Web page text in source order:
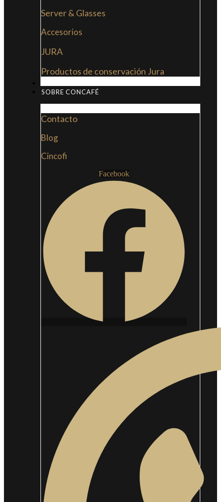
Server & Glasses
Accesorios
JURA
Productos de conservación Jura
SOBRE CONCAFÉ
Contacto
Blog
Cincofi
Facebook